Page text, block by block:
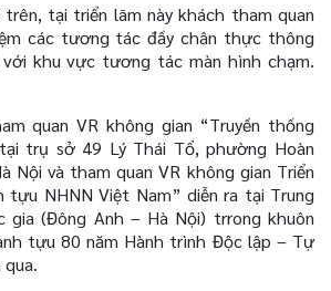
tại triển lãm này khách tham quan
các tương tác đầy chân thực thông
với khu vực tương tác màn hình chạm.
quan VR không gian “Truyền thống
trụ sở 49 Lý Thái Tổ, phường Hoàn
Nội và tham quan VR không gian Triển
tựu NHNN Việt Nam” diễn ra tại Trung
gia (Đông Anh – Hà Nội) trrong khuôn
tựu 80 năm Hành trình Độc lập – Tự